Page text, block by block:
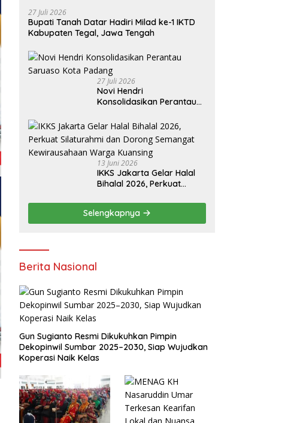
27 Juli 2026
Bupati Tanah Datar Hadiri Milad ke-1 IKTD
Kabupaten Tegal, Jawa Tengah
27 Juli 2026
Novi Hendri
Konsolidasikan Perantau
13 Juni 2026
IKKS Jakarta Gelar Halal
Bihalal 2026, Perkuat
Semangat Kewirausahaan
Warga Kuansing
Selengkapnya
Berita Nasional
Gun Sugianto Resmi Dikukuhkan Pimpin
Dekopinwil Sumbar 2025–2030, Siap Wujudkan
Koperasi Naik Kelas